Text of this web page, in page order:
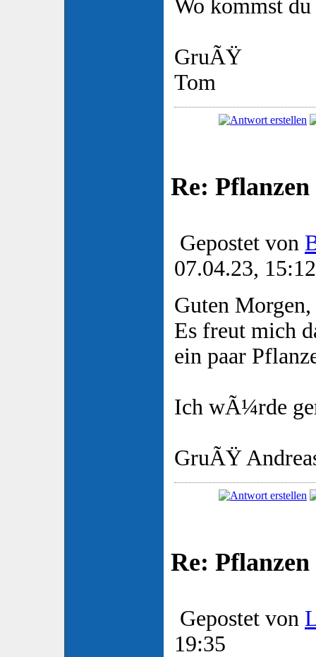
Wo kommst du
GruÃŸ
Tom
Re:
Gepostet von
07.04.23, 15:12
Guten Morgen,
Es freut mich
ein paar
Ich wÃ¼rde
GruÃŸ
Re:
Gepostet von
19:35